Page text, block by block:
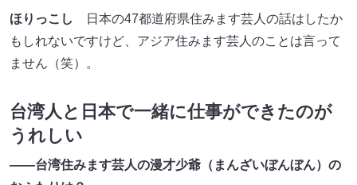
ほりっこし
日本の47都道府県住みます芸人の話はしたか
もしれないですけど、アジア住みます芸人のことは言って
ません（笑）。
台湾人と日本で一緒に仕事ができたのが
うれしい
――台湾住みます芸人の漫才少爺（まんざいぼんぼん）の